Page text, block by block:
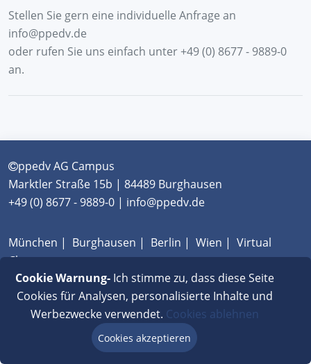
Stellen Sie gern eine individuelle Anfrage an
info@ppedv.de
oder rufen Sie uns einfach unter +49 (0) 8677 - 9889-0
an.
ppedv AG Campus
Marktler Straße 15b | 84489 Burghausen
+49 (0) 8677 - 9889-0 | info@ppedv.de
München | Burghausen | Berlin | Wien | Virtual
Classroom
AGB
| Impressum| Datenschutz | FAQ
Cookie Warnung-Ich stimme zu, dass diese Seite
Cookies für Analysen, personalisierte Inhalte und
Werbezwecke verwendet. Cookies ablehnen
Cookies akzeptieren